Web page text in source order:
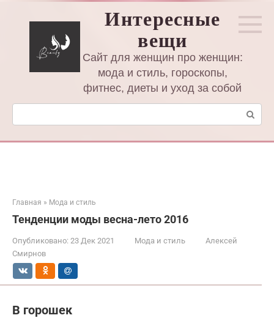
Интересные
вещи
Сайт для женщин про женщин:
мода и стиль, гороскопы,
фитнес, диеты и уход за собой
Поиск:
Главная » Мода и стиль
Тенденции моды весна-лето 2016
Опубликовано: 23 Дек 2021 Мода и стиль
Алексей
Смирнов
В горошек